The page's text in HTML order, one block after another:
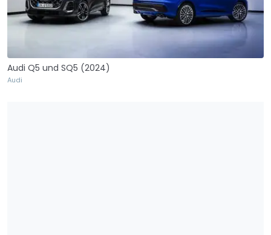
Audi Q5 und SQ5 (2024)
Audi